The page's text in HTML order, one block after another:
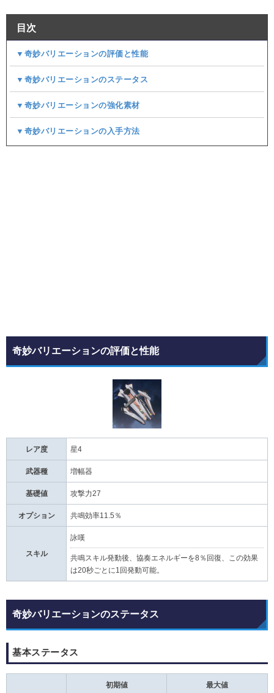
目次
▼奇妙バリエーションの評価と性能
▼奇妙バリエーションのステータス
▼奇妙バリエーションの強化素材
▼奇妙バリエーションの入手方法
奇妙バリエーションの評価と性能
レア度 星4
武器種 増幅器
基礎値 攻撃力27
オプション 共鳴効率11.5％
スキル
詠嘆
共鳴スキル発動後、協奏エネルギーを8％回復、この効果
は20秒ごとに1回発動可能。
奇妙バリエーションのステータス
基本ステータス
初期値 最大値